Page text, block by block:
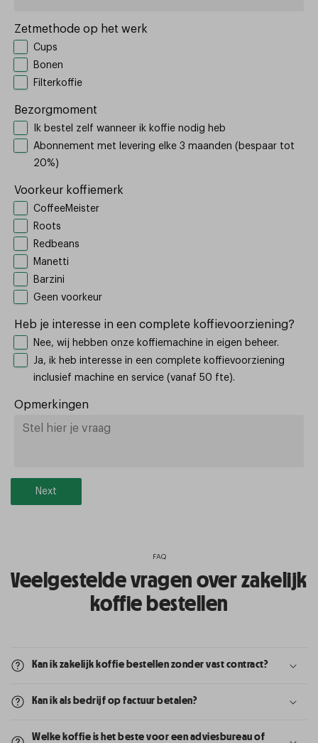
Zetmethode op het werk
Cups
Bonen
Filterkoffie
Bezorgmoment
Ik bestel zelf wanneer ik koffie nodig heb
Abonnement met levering elke 3 maanden (bespaar tot
20%)
Voorkeur koffiemerk
CoffeeMeister
Roots
Redbeans
Manetti
Barzini
Geen voorkeur
Heb je interesse in een complete koffievoorziening?
Nee, wij hebben onze koffiemachine in eigen beheer.
Ja, ik heb interesse in een complete koffievoorziening
inclusief machine en service (vanaf 50 fte).
Opmerkingen
Next
FAQ
Veelgestelde vragen over zakelijk
koffie bestellen
Kan ik zakelijk koffie bestellen zonder vast contract?
Kan ik als bedrijf op factuur betalen?
Welke koffie is het beste voor een adviesbureau of